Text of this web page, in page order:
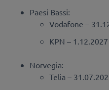
Paesi Bassi:
Vodafone –
KPN – 1.12.2027
Norvegia:
Telia –